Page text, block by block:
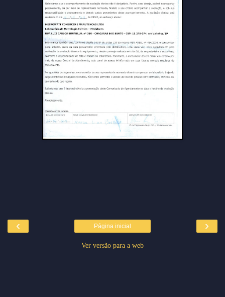
‹ ›
Página inicial
Ver versão para a web